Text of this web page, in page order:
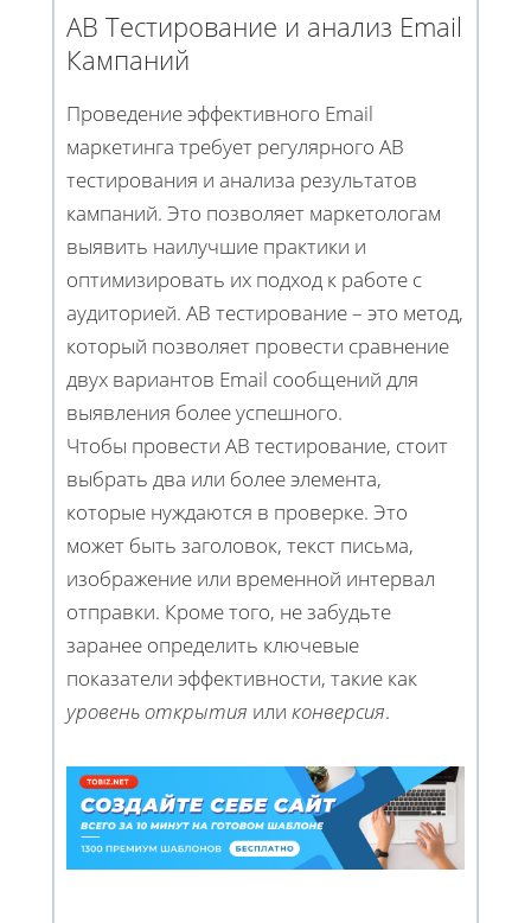
AB Тестирование и анализ Email
Кампаний
Проведение эффективного Email
маркетинга требует регулярного AB
тестирования и анализа результатов
кампаний. Это позволяет маркетологам
выявить наилучшие практики и
оптимизировать их подход к работе с
аудиторией. AB тестирование – это метод,
который позволяет провести сравнение
двух вариантов Email сообщений для
выявления более успешного.
Чтобы провести AB тестирование, стоит
выбрать два или более элемента,
которые нуждаются в проверке. Это
может быть заголовок, текст письма,
изображение или временной интервал
отправки. Кроме того, не забудьте
заранее определить ключевые
показатели эффективности, такие как
уровень открытия или конверсия.